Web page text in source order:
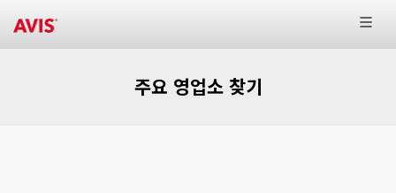
주요 영업소 찾기